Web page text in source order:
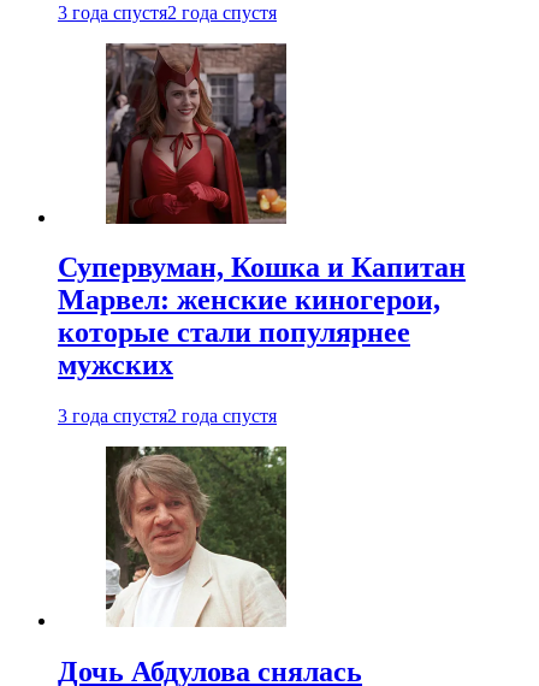
3 года спустя2 года спустя
Супервуман, Кошка и Капитан
Марвел: женские киногерои,
которые стали популярнее
мужских
3 года спустя2 года спустя
Дочь Абдулова снялась